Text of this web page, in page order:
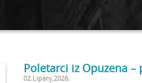
Poletarci iz Opuzena –
02.Lipanj.2026.